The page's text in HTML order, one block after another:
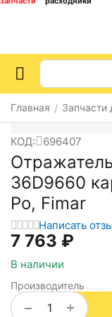
Главная / Запчасти
КОД: 696407
36D9660
Po, Fimar
Написать
7 763 ₽
В наличии
Производитель
+
−